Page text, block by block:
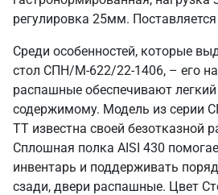
регулировка 25мм.
Среди особенностей, которые
стол СПН/М-622/22-1406, – его
распашные обеспечивают
содержимому. Модель из серии
ТТ известна своей безотказной
Сплошная полка AISI 430
инвентарь и поддерживать
сзади, двери распашные. Цвет